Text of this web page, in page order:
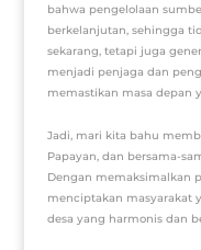
bahwa pengelolaan
berkelanjutan, sehingga
sekarang, tetapi juga
menjadi penjaga dan
memastikan masa depan
Jadi, mari kita bahu
Papayan, dan bersama-
Dengan memaksimalkan
menciptakan masyarakat
desa yang harmonis dan